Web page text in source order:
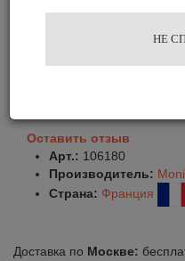
Сироп
«Монин»
Оставить отзыв
Арт.: 106180
Производитель:
Страна: Франция
Доставка по Москве:
НЕ